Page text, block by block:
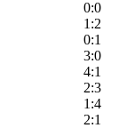
0:0
1:2
0:1
3:0
4:1
2:3
1:4
2:1